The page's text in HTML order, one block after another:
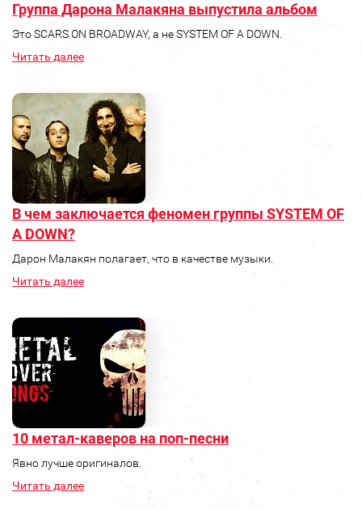
Группа Дарона Малакяна выпустила альбом
Это SCARS ON BROADWAY, а не SYSTEM OF A DOWN.
Читать далее
В чем заключается феномен группы SYSTEM OF
A DOWN?
Дарон Малакян полагает, что в качестве музыки.
Читать далее
10 метал-каверов на поп-песни
Явно лучше оригиналов.
Читать далее